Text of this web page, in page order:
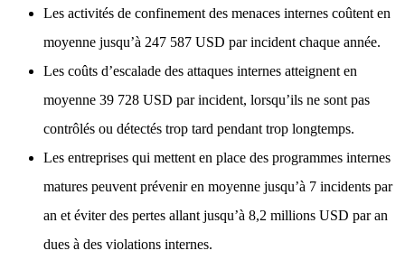
Les activités de confinement des menaces internes coûtent en
moyenne jusqu’à 247 587 USD par incident chaque année.
Les coûts d’escalade des attaques internes atteignent en
moyenne 39 728 USD par incident, lorsqu’ils ne sont pas
contrôlés ou détectés trop tard pendant trop longtemps.
Les entreprises qui mettent en place des programmes internes
matures peuvent prévenir en moyenne jusqu’à 7 incidents par
an et éviter des pertes allant jusqu’à 8,2 millions USD par an
dues à des violations internes.